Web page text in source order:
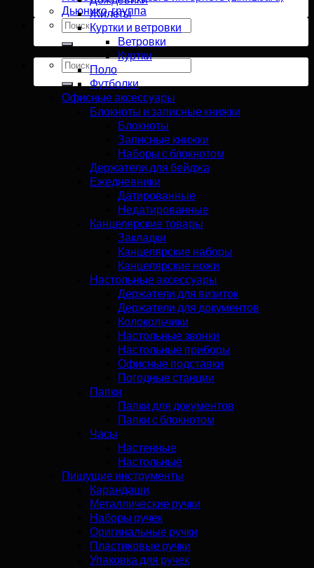
Дьюнико, группа
Искать:
Искать:
Жилеты
Куртки и ветровки
Ветровки
Куртки
Поло
Футболки
Офисные аксессуары
Блокноты и записные книжки
Блокноты
Записные книжки
Наборы с блокнотом
Держатели для бейджа
Ежедневники
Датированные
Недатированные
Канцелярские товары
Закладки
Канцелярские наборы
Канцелярские ножи
Настольные аксессуары
Держатели для визиток
Держатели для документов
Колокольчики
Настольные звонки
Настольные приборы
Офисные подставки
Погодные станции
Папки
Папки для документов
Папки с блокнотом
Часы
Настенные
Настольные
Пишущие инструменты
Карандаши
Металлические ручки
Наборы ручек
Оригинальные ручки
Пластиковые ручки
Упаковка для ручек